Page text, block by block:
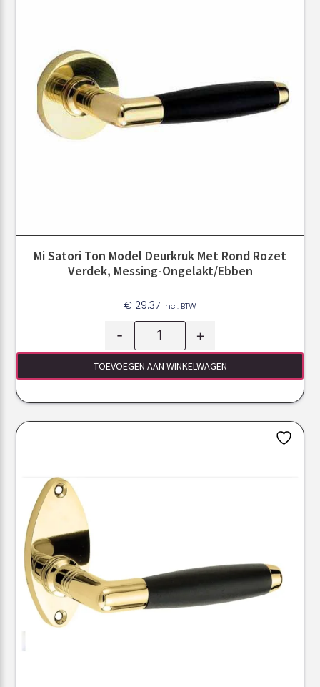
Mi Satori Ton Model Deurkruk Met Rond Rozet
Verdek, Messing-Ongelakt/ebben
€129.37 Incl. BTW
- +
TOEVOEGEN AAN WINKELWAGEN